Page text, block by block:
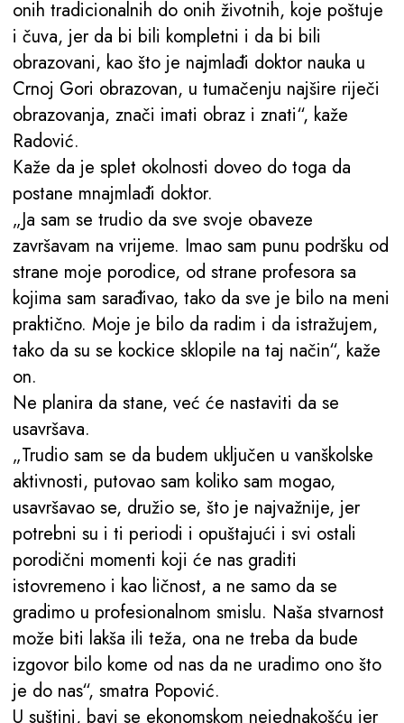
onih tradicionalnih do onih životnih, koje poštuje
i čuva, jer da bi bili kompletni i da bi bili
obrazovani, kao što je najmlađi doktor nauka u
Crnoj Gori obrazovan, u tumačenju najšire riječi
obrazovanja, znači imati obraz i znati“, kaže
Radović.
Kaže da je splet okolnosti doveo do toga da
postane mnajmlađi doktor.
„Ja sam se trudio da sve svoje obaveze
završavam na vrijeme. Imao sam punu podršku od
strane moje porodice, od strane profesora sa
kojima sam sarađivao, tako da sve je bilo na meni
praktično. Moje je bilo da radim i da istražujem,
tako da su se kockice sklopile na taj način“, kaže
on.
Ne planira da stane, već će nastaviti da se
usavršava.
„Trudio sam se da budem uključen u vanškolske
aktivnosti, putovao sam koliko sam mogao,
usavršavao se, družio se, što je najvažnije, jer
potrebni su i ti periodi i opuštajući i svi ostali
porodični momenti koji će nas graditi
istovremeno i kao ličnost, a ne samo da se
gradimo u profesionalnom smislu. Naša stvarnost
može biti lakša ili teža, ona ne treba da bude
izgovor bilo kome od nas da ne uradimo ono što
je do nas“, smatra Popović.
U suštini, bavi se ekonomskom nejednakošću jer